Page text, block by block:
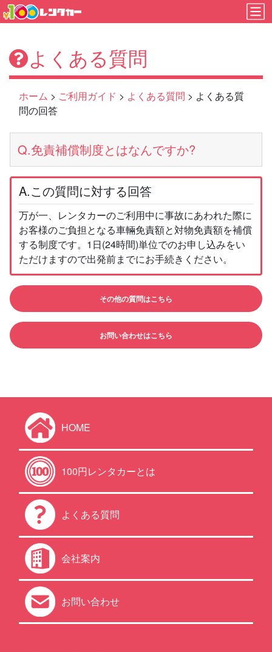
よくある質問
ホーム > ご利用ガイド > よくある質問 > よくある質
問の回答
Q.免責補償制度とはなんですか?
A.この質問に対する回答
万が一、レンタカーのご利用中に事故にあわれた際に
お客様のご負担となる車輛免責額と対物免責額を補償
する制度です。1日(24時間)単位でのお申し込みをい
ただけますので出発前までにお手続きください。
その他の質問はこちら
お問い合わせはこちら
HOME
100円レンタカーとは
よくある質問
会社案内
お問い合わせ